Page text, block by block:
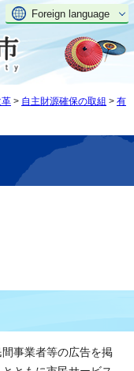
Foreign language
> 自主財源確保の取組 > 有
事業者等の広告を掲